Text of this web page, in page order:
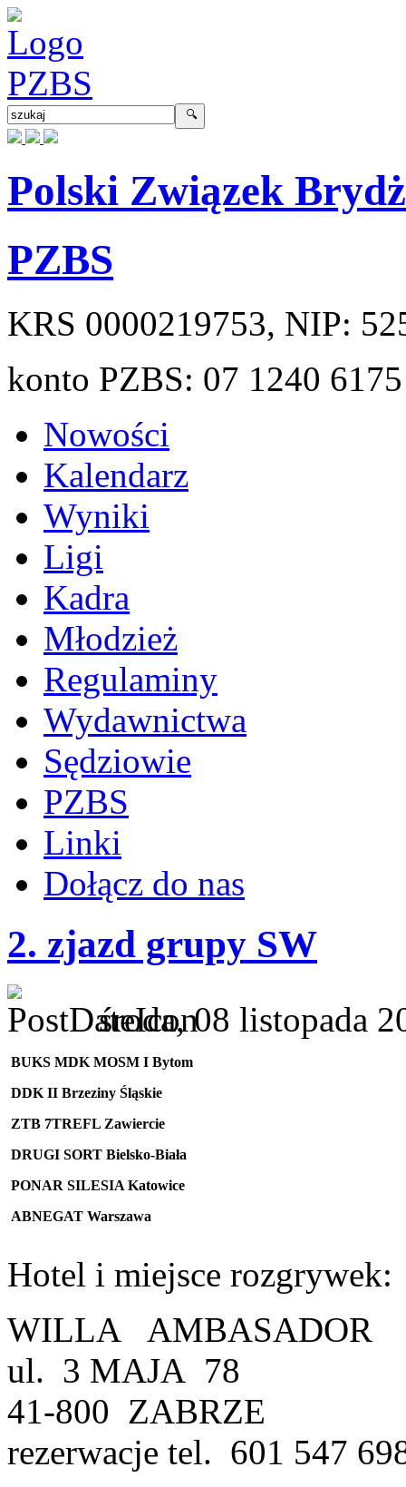
Polski Związek
PZBS
KRS 0000219753, NIP:
konto PZBS: 07 1240
Nowości
Kalendarz
Wyniki
Ligi
Kadra
Młodzież
Regulaminy
Wydawnictwa
Sędziowie
PZBS
Linki
Dołącz do nas
2. zjazd grupy SW
środa, 08 listopada
BUKS MDK MOSM I Bytom
DDK II Brzeziny Śląskie
ZTB 7TREFL Zawiercie
DRUGI SORT Bielsko-Biała
PONAR SILESIA Katowice
ABNEGAT Warszawa
Hotel i miejsce rozgrywek:
WILLA AMBASADOR
ul. 3 MAJA 78
41-800 ZABRZE
rezerwacje tel. 601 547